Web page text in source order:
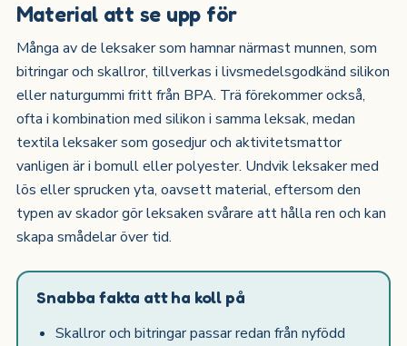
Material att se upp för
Många av de leksaker som hamnar närmast munnen, som
bitringar och skallror, tillverkas i livsmedelsgodkänd silikon
eller naturgummi fritt från BPA. Trä förekommer också,
ofta i kombination med silikon i samma leksak, medan
textila leksaker som gosedjur och aktivitetsmattor
vanligen är i bomull eller polyester. Undvik leksaker med
lös eller sprucken yta, oavsett material, eftersom den
typen av skador gör leksaken svårare att hålla ren och kan
skapa smådelar över tid.
Snabba fakta att ha koll på
Skallror och bitringar passar redan från nyfödd